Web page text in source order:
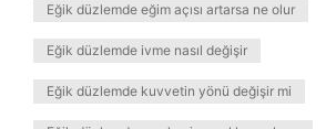
Eğik düzlemde eğim açısı artarsa ne olur
Eğik düzlemde ivme nasıl değişir
Eğik düzlemde kuvvetin yönü değişir mi